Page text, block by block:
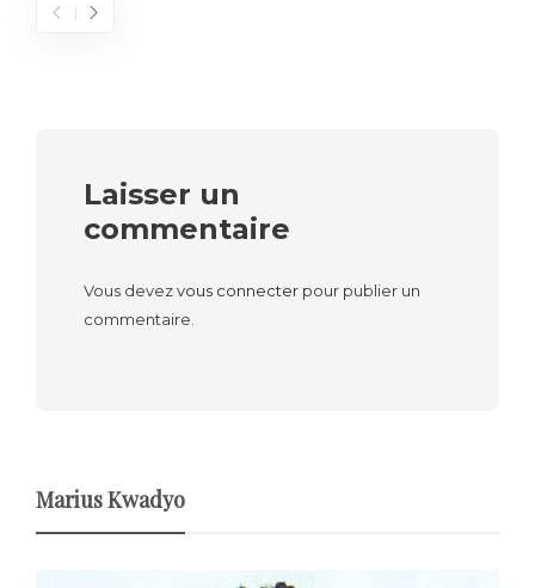
Laisser un
commentaire
Vous devezvous connecter pour publier un
commentaire.
Marius Kwadyo